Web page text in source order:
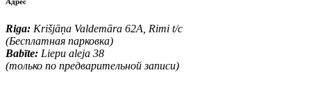
Riga: Krišjāņa Valdemāra 62A, Rimi t/c
(Бесплатная парковка)
Babīte: Liepu aleja 38
(только по предварительной записи)